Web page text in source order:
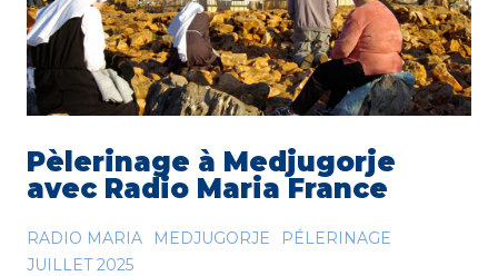
Pèlerinage à Medjugorje
avec Radio Maria France
RADIO MARIA MEDJUGORJE
PÉLERINAGE
JUILLET 2025